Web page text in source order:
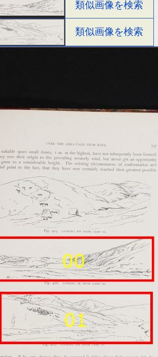
類似画像を検索
類似画像を検索